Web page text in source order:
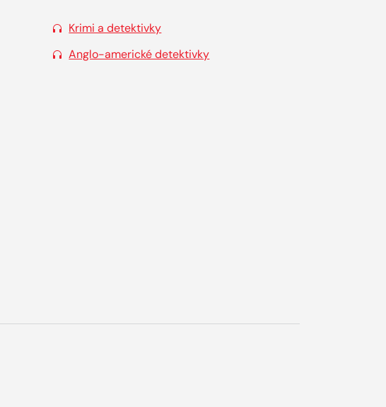
Krimi a detektivky
Anglo-americké detektivky